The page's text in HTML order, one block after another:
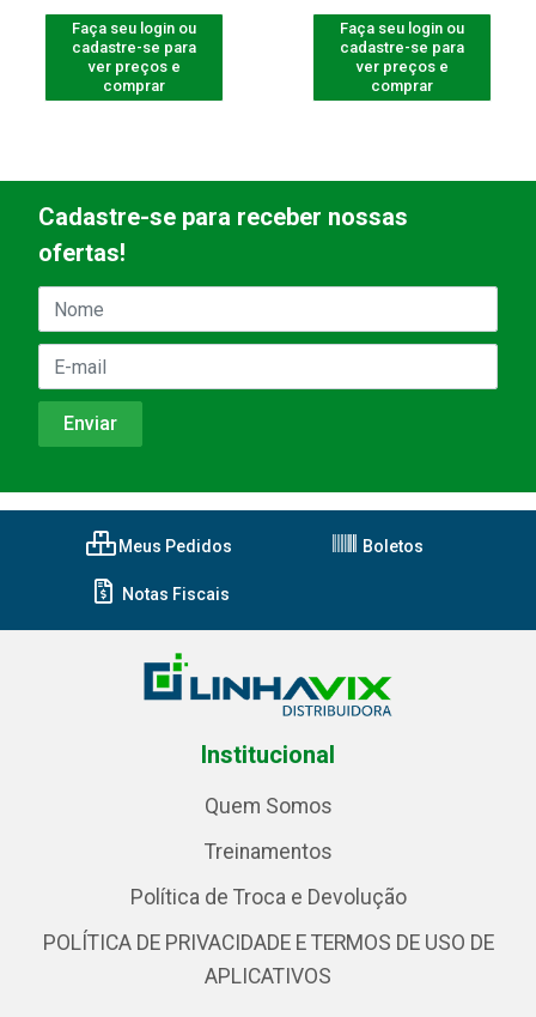
Faça seu login ou
cadastre-se para
ver preços e
comprar
Faça seu login ou
cadastre-se para
ver preços e
comprar
Cadastre-se para receber nossas
ofertas!
Meus Pedidos Boletos
Notas Fiscais
Institucional
Quem Somos
Treinamentos
Política de Troca e Devolução
POLÍTICA DE PRIVACIDADE E TERMOS DE USO DE
APLICATIVOS